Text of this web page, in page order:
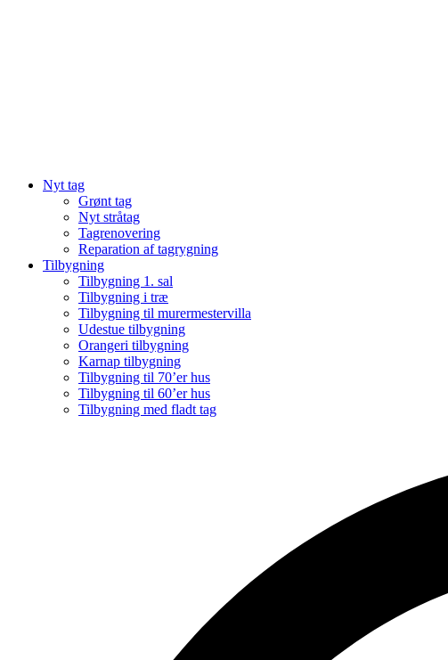
Nyt tag
Grønt tag
Nyt stråtag
Tagrenovering
Reparation af tagrygning
Tilbygning
Tilbygning 1. sal
Tilbygning i træ
Tilbygning til murermestervilla
Udestue tilbygning
Orangeri tilbygning
Karnap tilbygning
Tilbygning til 70’er hus
Tilbygning til 60’er hus
Tilbygning med fladt tag